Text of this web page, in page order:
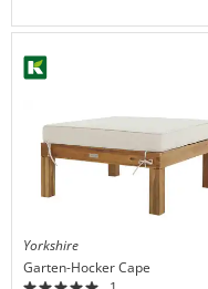
Yorkshire
Garten-HockerCape